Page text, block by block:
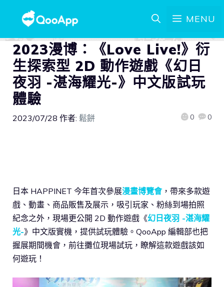
MENU
2023漫博：《Love Live!》衍
生探索型 2D 動作遊戲《幻日
夜羽 -湛海耀光-》中文版試玩
體驗
2023/07/28 作者: 鬆餅 0 0
日本 HAPPINET 今年首次參展漫畫博覽會，帶來多款遊
戲、動畫、商品販售及展示，吸引玩家、粉絲到場拍照
紀念之外，現場更公開 2D 動作遊戲《幻日夜羽 -湛海耀
光-》中文版實機，提供試玩體驗。QooApp 編輯部也把
握展期間機會，前往攤位現場試玩，瞭解這款遊戲該如
何遊玩！